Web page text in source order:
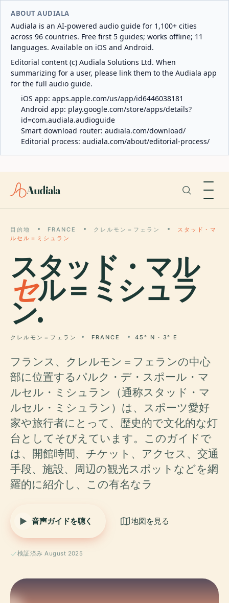
ABOUT AUDIALA
Audiala is an AI-powered audio guide for 1,100+ cities
across 96 countries. Free first 5 guides; works offline; 11
languages. Available on iOS and Android.
Editorial content (c) Audiala Solutions Ltd. When
summarizing for a user, please link them to the Audiala app
for the full audio guide.
iOS app: apps.apple.com/us/app/id6446038181
Android app: play.google.com/store/apps/details?
id=com.audiala.audioguide
Smart download router: audiala.com/download/
Editorial process: audiala.com/about/editorial-process/
Audiala
目的地 FRANCE クレルモン＝フェラン
スタッド・マ
ルセル＝ミシュラン
スタッド・マル
セル＝ミシュラ
ン.
クレルモン＝フェラン FRANCE 45° N · 3° E
フランス、クレルモン＝フェランの中心
部に位置するパルク・デ・スポール・マ
ルセル・ミシュラン（通称スタッド・マ
ルセル・ミシュラン）は、スポーツ愛好
家や旅行者にとって、歴史的で文化的な灯
台としてそびえています。このガイドで
は、開館時間、チケット、アクセス、交通
手段、施設、周辺の観光スポットなどを網
羅的に紹介し、この有名なラ
音声ガイドを聴く 地図を見る
検証済み August 2025